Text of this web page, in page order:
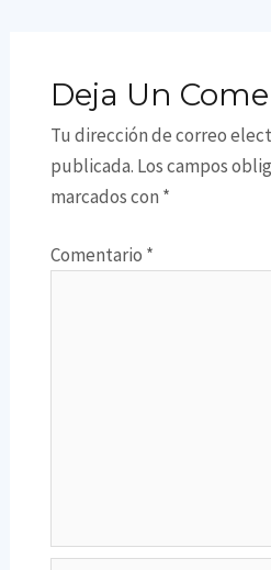
Deja Un
Tu dirección de correo
publicada. Los campos
marcados con *
Comentario *